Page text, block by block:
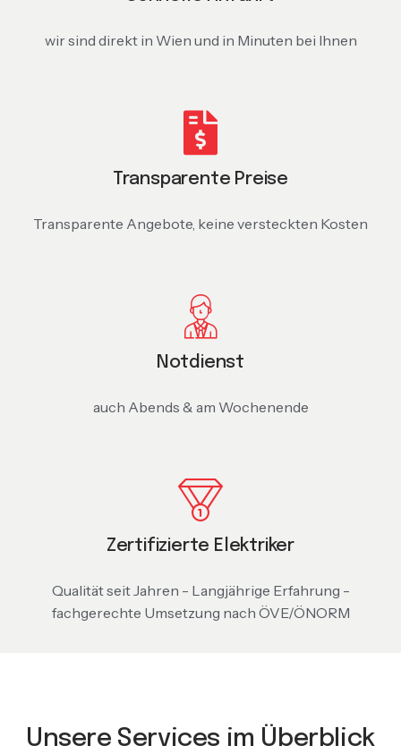
wir sind direkt in Wien und in Minuten bei Ihnen
Transparente Preise
Transparente Angebote, keine versteckten Kosten
Notdienst
auch Abends & am Wochenende
Zertifizierte Elektriker
Qualität seit Jahren - Langjährige Erfahrung -
fachgerechte Umsetzung nach ÖVE/ÖNORM
Unsere Services im Überblick